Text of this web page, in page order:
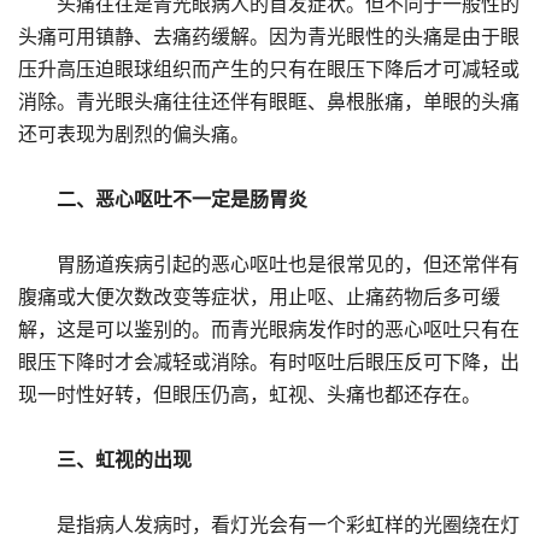
头痛往往是青光眼病人的首发症状。但不同于一般性的
头痛可用镇静、去痛药缓解。因为青光眼性的头痛是由于眼
压升高压迫眼球组织而产生的只有在眼压下降后才可减轻或
消除。青光眼头痛往往还伴有眼眶、鼻根胀痛，单眼的头痛
还可表现为剧烈的偏头痛。
二、恶心呕吐不一定是肠胃炎
胃肠道疾病引起的恶心呕吐也是很常见的，但还常伴有
腹痛或大便次数改变等症状，用止呕、止痛药物后多可缓
解，这是可以鉴别的。而青光眼病发作时的恶心呕吐只有在
眼压下降时才会减轻或消除。有时呕吐后眼压反可下降，出
现一时性好转，但眼压仍高，虹视、头痛也都还存在。
三、虹视的出现
是指病人发病时，看灯光会有一个彩虹样的光圈绕在灯